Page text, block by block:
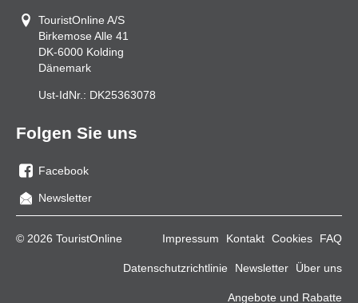
TouristOnline A/S
Birkemose Alle 41
DK-6000 Kolding
Dänemark
Ust-IdNr.: DK25363078
Folgen Sie uns
Sie
uns
Facebook
Newsletter
© 2026 TouristOnline Impressum Kontakt Cookies FAQ
Datenschutzrichtlinie Newsletter Über uns
Angebote und Rabatte